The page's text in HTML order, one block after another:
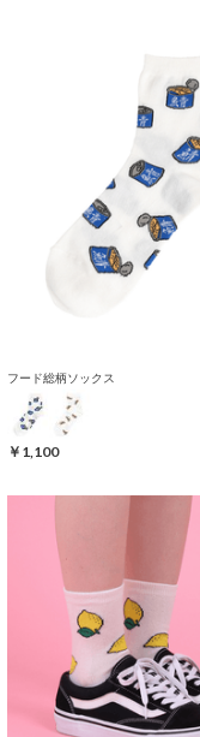
フード総柄ソックス
￥1,100